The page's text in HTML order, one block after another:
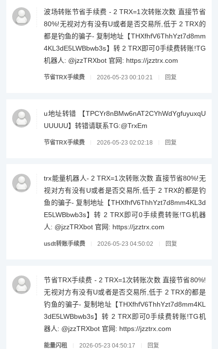
波场转账节省手续费 - 2 TRX=1次转账次数 直接节省
80%!无视对方有没有U或者是否交易所,低于 2 TRX的
都是钓鱼的骗子- 复制地址【THXfhfV6ThhYzt7d8mm
4KL3dE5LWBbwb3s】转 2 TRX即可0手续费转账!TG
机器人: @jzzTRXbot 官网: https://jzztrx.com
节省TRX手续费 2026-05-23 00:10:21 回复
u地址转错 【TPCYr8nBMw6nAT2CYhWdYgfuyuxqU
UUUUU】转错请联系TG:@TrxEm
节省TRX手续费 2026-05-23 02:02:18 回复
trx能量机器人- 2 TRX=1次转账次数 直接节省80%!无
视对方有没有U或者是否交易所,低于 2 TRX的都是钓
鱼的骗子- 复制地址【THXfhfV6ThhYzt7d8mm4KL3d
E5LWBbwb3s】转 2 TRX即可0手续费转账!TG机器
人: @jzzTRXbot 官网: https://jzztrx.com
usdt转账手续费 2026-05-23 04:50:02 回复
节省TRX手续费 - 2 TRX=1次转账次数 直接节省80%!
无视对方有没有U或者是否交易所,低于 2 TRX的都是
钓鱼的骗子- 复制地址【THXfhfV6ThhYzt7d8mm4KL
3dE5LWBbwb3s】转 2 TRX即可0手续费转账!TG机
器人: @jzzTRXbot 官网: https://jzztrx.com
能量闪租 2026-05-23 04:50:17 回复